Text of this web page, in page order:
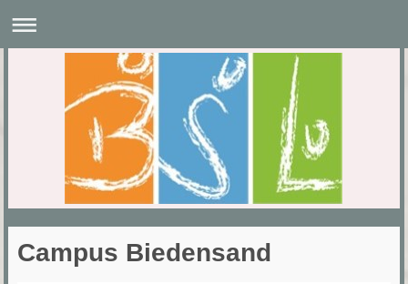
Campus Biedensand